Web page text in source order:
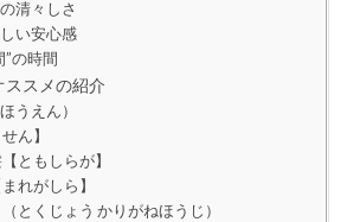
清々しさ
い安心感
”の時間
ススメの紹介
うえん）
ん】
ともしらが】
れがしら】
とくじょう かりがねほうじ）